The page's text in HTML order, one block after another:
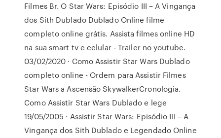
Filmes Br. O Star Wars: Episódio III – A Vingança
dos Sith Dublado Dublado Online filme
completo online grátis. Assista filmes online HD
na sua smart tv e celular - Trailer no youtube.
03/02/2020 · Como Assistir Star Wars Dublado
completo online - Ordem para Assistir Filmes
Star Wars a Ascensão SkywalkerCronologia.
Como Assistir Star Wars Dublado e lege
19/05/2005 · Assistir Star Wars: Episódio III – A
Vingança dos Sith Dublado e Legendado Online